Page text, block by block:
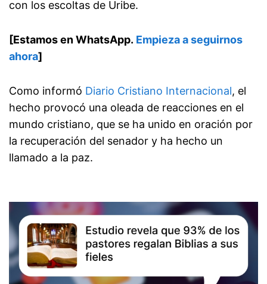
con los escoltas de Uribe.
[Estamos en WhatsApp. Empieza a seguirnos
ahora]
Como informó Diario Cristiano Internacional, el
hecho provocó una oleada de reacciones en el
mundo cristiano, que se ha unido en oración por
la recuperación del senador y ha hecho un
llamado a la paz.